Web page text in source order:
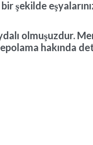
şekilde
olmuşuzdur.
hakında